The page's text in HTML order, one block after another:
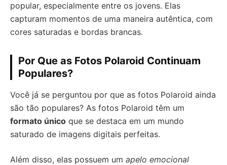
popular, especialmente entre os jovens. Elas
capturam momentos de uma maneira autêntica, com
cores saturadas e bordas brancas.
Por Que as Fotos Polaroid Continuam
Populares?
Você já se perguntou por que as fotos Polaroid ainda
são tão populares? As fotos Polaroid têm um
formato único que se destaca em um mundo
saturado de imagens digitais perfeitas.
Além disso, elas possuem um apelo emocional